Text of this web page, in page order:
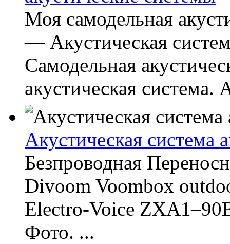
Моя самодельная
— Акустическая
Самодельная
акустическая система.
Акустическая система
Безпроводная
Divoom Voombox
Electro-Voice
Фото. ...